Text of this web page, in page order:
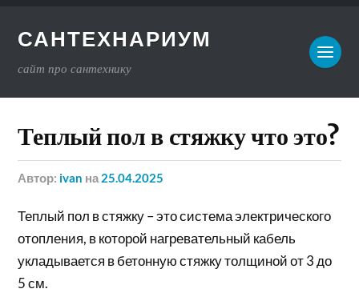
САНТЕХНАРИУМ
сайт про сантехнику
Теплый пол в стяжку что это?
Автор: ivan на 25.04.2025
Теплый пол в стяжку – это система электрического
отопления, в которой нагревательный кабель
укладывается в бетонную стяжку толщиной от 3 до
5 см.